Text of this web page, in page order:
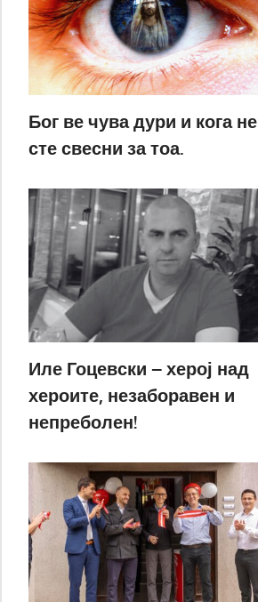
Бог ве чува дури и кога не
сте свесни за тоа.
Иле Гоцевски – херој над
хероите, незаборавен и
непреболен!